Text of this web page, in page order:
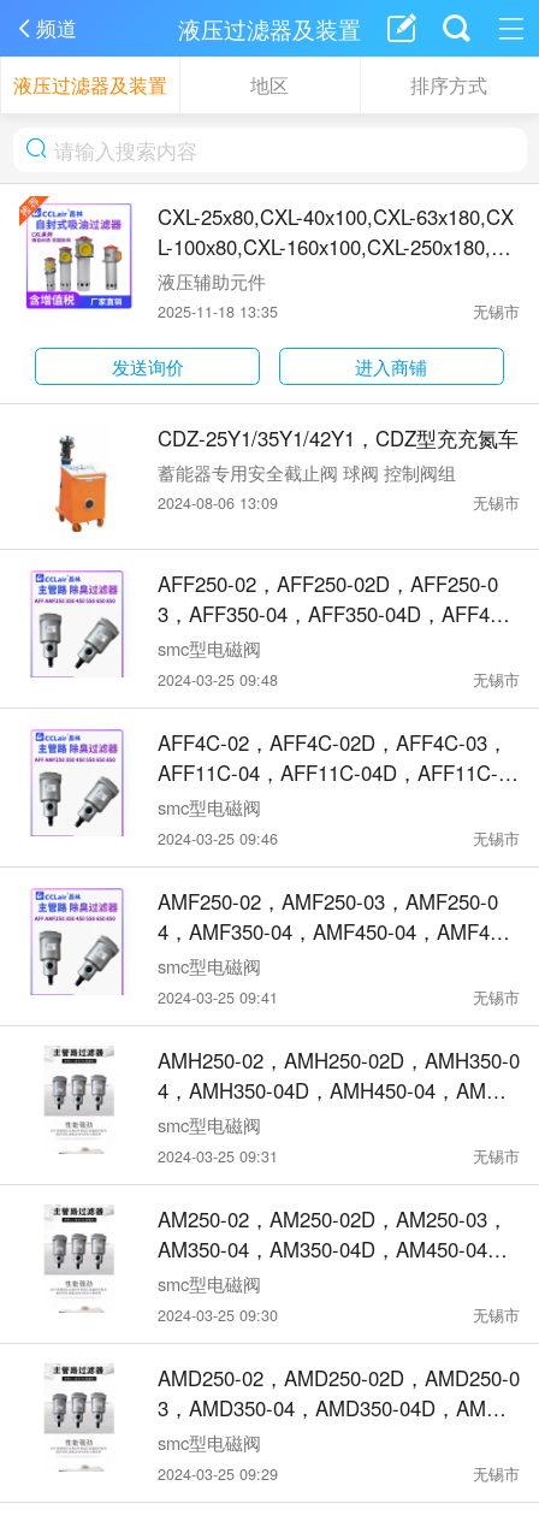
频道 液压过滤器及装置
液压过滤器及装置 地区 排序方式
CXL-25x80,CXL-40x100,CXL-63x180,CX
L-100x80,CXL-160x100,CXL-250x180,CX
L-400x80,CXL-630x100,CXL-800x180,X-
CX25x95-CX40x115-CX63x140-CX100x
-CX630x329-CX800x
液压辅助元件
2025-11-18 13:35 无锡市
发送询价 进入商铺
CDZ-25Y1/35Y1/42Y1，CDZ型充充氮车
蓄能器专用安全截止阀 球阀 控制阀组
2024-08-06 13:09 无锡市
AFF250-02，AFF250-02D，AFF250-0
3，AFF350-04，AFF350-04D，AFF450-
04，AFF450-04D，AFF250-04，AFF25
0-04D，AFF350-03，AFF350-03D，AF
F250-03D，主管路过滤器
smc型电磁阀
2024-03-25 09:48 无锡市
AFF4C-02，AFF4C-02D，AFF4C-03，
AFF11C-04，AFF11C-04D，AFF11C-0
6，AFF11C-06D，AFF8C-03，AFF8C-0
3D，AFF8C-04，AFF8C-04D，AFF4C-
03D，原装款 过滤器
smc型电磁阀
2024-03-25 09:46 无锡市
AMF250-02，AMF250-03，AMF250-0
4，AMF350-04，AMF450-04，AMF450-
06，AMF550-06，AMF350-03，除臭过
滤器
smc型电磁阀
2024-03-25 09:41 无锡市
AMH250-02，AMH250-02D，AMH350-0
4，AMH350-04D，AMH450-04，AMH4
50-04DAMH250-04，AMH250-04D，AM
H350-03，AMH350-03D，AMH250-0
3，AMH250-03D，微雾分离器带前置过
滤器
smc型电磁阀
2024-03-25 09:31 无锡市
AM250-02，AM250-02D，AM250-03，
AM350-04，AM350-04D，AM450-04，
AM450-04D，AM250-04，AM250-04
D，AM350-03，AM350-03D，AM250-0
3D，油雾分离器
smc型电磁阀
2024-03-25 09:30 无锡市
AMD250-02，AMD250-02D，AMD250-0
3，AMD350-04，AMD350-04D，AMD4
50-04，AMD450-04D，AMD250-04，A
MD250-04D，AMD350-03，AMD350-03
D，AMD250-03D，微雾分离器
smc型电磁阀
2024-03-25 09:29 无锡市